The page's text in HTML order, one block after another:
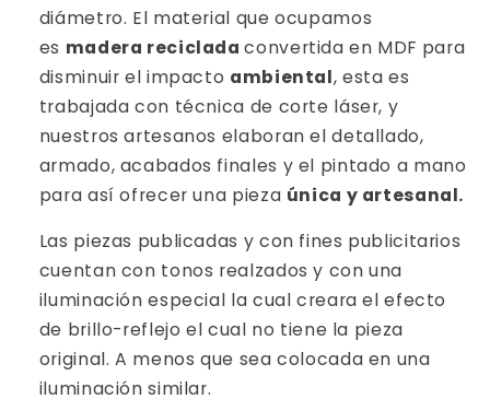
diámetro. El material que ocupamos
es madera recicladaconvertida en MDF para
disminuir el impacto ambiental, esta es
trabajada con técnica de corte láser, y
nuestros artesanos elaboran el detallado,
armado, acabados finales y el pintado a mano
para así ofrecer una pieza única y artesanal.
Las piezas publicadas y con fines publicitarios
cuentan con tonos realzados y con una
iluminación especial la cual creara el efecto
de brillo-reflejo el cual no tiene la pieza
original. A menos que sea colocada en una
iluminación similar.